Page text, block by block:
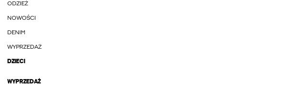
ODZIEŻ
NOWOŚCI
DENIM
WYPRZEDAŻ
DZIECI
WYPRZEDAŻ